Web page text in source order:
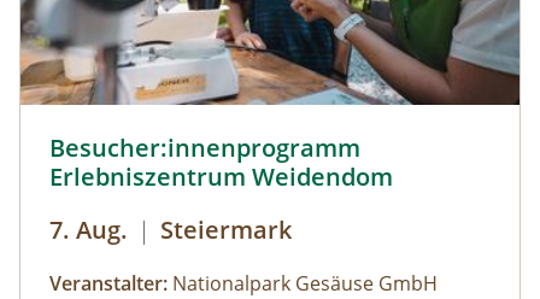
Besucher:innenprogramm
Erlebniszentrum Weidendom
7. Aug. | Steiermark
Veranstalter: Nationalpark Gesäuse GmbH